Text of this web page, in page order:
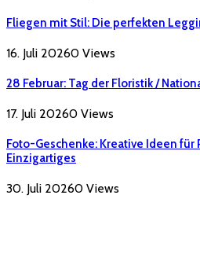
Fliegen mit Stil: Die perfekten
16. Juli 20260 Views
28 Februar: Tag der Floristik /
17. Juli 20260 Views
Foto-Geschenke: Kreative Ideen für
Einzigartiges
30. Juli 20260 Views